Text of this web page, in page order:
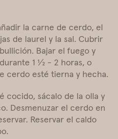
la carne de cerdo, el
de laurel y la sal. Cubrir
Bajar el fuego y
1 ½ - 2 horas, o
cerdo esté tierna y hecha.
cocido, sácalo de la olla y
Desmenuzar el cerdo en
Reservar el caldo